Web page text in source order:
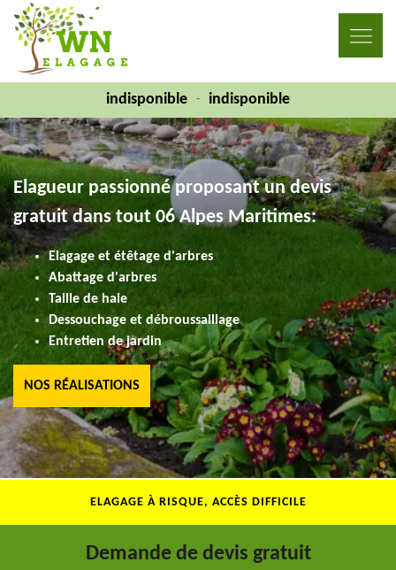
indisponible - indisponible
Elagueur passionné proposant un devis
gratuit dans tout 06 Alpes Maritimes:
Elagage et étêtage d'arbres
Abattage d'arbres
Taille de haie
Dessouchage et débroussaillage
Entretien de jardin
NOS RÉALISATIONS
ELAGAGE À RISQUE, ACCÈS DIFFICILE
Demande de devis gratuit